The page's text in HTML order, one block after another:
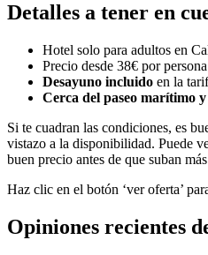
Detalles a tener en
Hotel solo para adultos en
Precio desde 38€ por
Desayuno incluido en la
Cerca del paseo marítimo
Si te cuadran las condiciones, es
vistazo a la disponibilidad. Puede
buen precio antes de que suban
Haz clic en el botón ‘ver oferta’
Opiniones recientes